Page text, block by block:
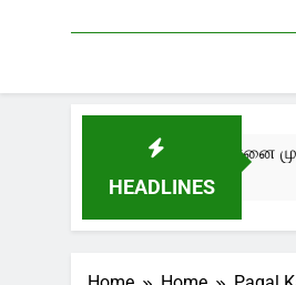
HEADLINES
Edition III) சென்னை முழுவதும்